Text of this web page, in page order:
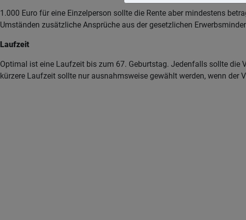
1.000 Euro für eine Einzelperson sollte die Rente aber mindestens
Umständen zusätzliche Ansprüche aus der gesetzlichen
Laufzeit
Optimal ist eine Laufzeit bis zum 67. Geburtstag. Jedenfalls sollte die
kürzere Laufzeit sollte nur ausnahmsweise gewählt werden, wenn